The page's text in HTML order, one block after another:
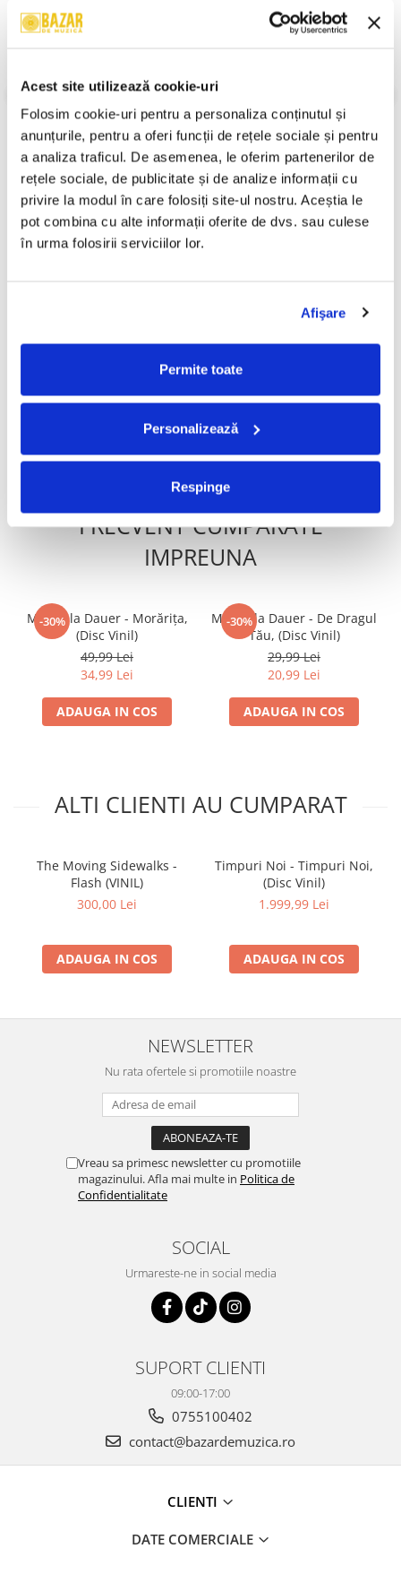
Acest site utilizează cookie-uri
Folosim cookie-uri pentru a personaliza conținutul și
anunțurile, pentru a oferi funcții de rețele sociale și pentru
a analiza traficul. De asemenea, le oferim partenerilor de
rețele sociale, de publicitate și de analize informații cu
privire la modul în care folosiți site-ul nostru. Aceștia le
pot combina cu alte informații oferite de dvs. sau culese
în urma folosirii serviciilor lor.
Afişare
Permite toate
Personalizează
Respinge
B3. Brooklyn (Owes The Charmer Under Me)
Stil:Rock; Pop; Pop Rock
Stare Disc:Near Mint (NM or M-)
Stare Coperta:
Very Good Plus (VG+)
Informatii conformitate produs
Review-uri
-30%
Ștefan Hrușcă - Urare
20,99 Lei
ADAUGA IN COS
-30%
Ștefan Hrușcă - La Săvârșitu
70,00 Lei
ADAUGA IN COS
FRECVENT CUMPARATE
IMPREUNA
-30%
Mirabela Dauer - Morărița,
(Disc Vinil)
49,99 Lei
34,99 Lei
ADAUGA IN COS
-30%
Mirabela Dauer - De Dragul
Tău, (Disc Vinil)
29,99 Lei
20,99 Lei
ADAUGA IN COS
ALTI CLIENTI AU CUMPARAT
The Moving Sidewalks -
Flash (VINIL)
300,00 Lei
ADAUGA IN COS
Timpuri Noi - Timpuri Noi,
(Disc Vinil)
1.999,99 Lei
ADAUGA IN COS
NEWSLETTER
Nu rata ofertele si promotiile noastre
Vreau sa primesc newsletter cu promotiile
magazinului. Afla mai multe in Politica de
Confidentialitate
SOCIAL
Urmareste-ne in social media
SUPORT CLIENTI
09:00-17:00
0755100402
contact@bazardemuzica.ro
CLIENTI
DATE COMERCIALE